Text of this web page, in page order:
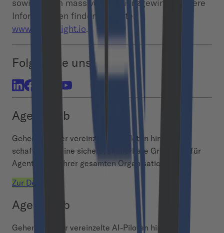
sowie einem massiven Effizienzgewinn. Weitere
Informationen finden Sie unter
www.cloudflight.io.
Folgen Sie uns
Agent Hub
Gehen Sie über vereinzelte AI-Piloten hinaus und
schaffen Sie eine sichere, skalierbare Grundlage für
Agentic AI in Ihrer gesamten Organisation.
Zur Demo
Agent Hub
Gehen Sie über vereinzelte AI-Piloten hinaus und